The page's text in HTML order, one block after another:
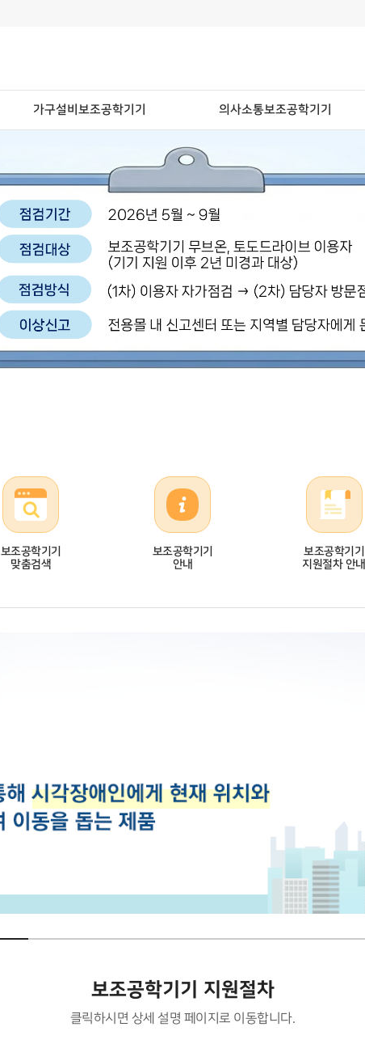
가구설비보조공학기기 의사소통보조공학기기
보조공학기기
맞춤검색
보조공학기기
안내
보조공학기기
지원절차 안내
보조공학기기 지원절차
클릭하시면 상세 설명 페이지로 이동합니다.